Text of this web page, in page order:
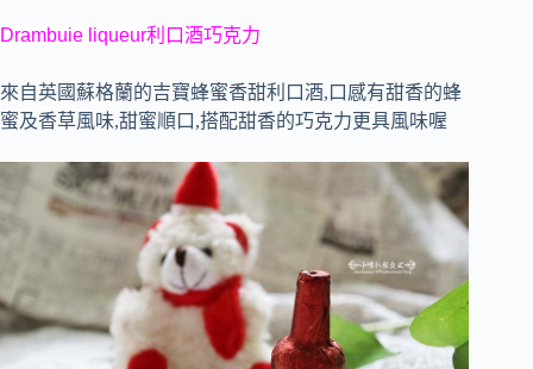
Drambuie liqueur利口酒巧克力
來自英國蘇格蘭的吉寶蜂蜜香甜利口酒,口感有甜香的蜂
蜜及香草風味,甜蜜順口,搭配甜香的巧克力更具風味喔